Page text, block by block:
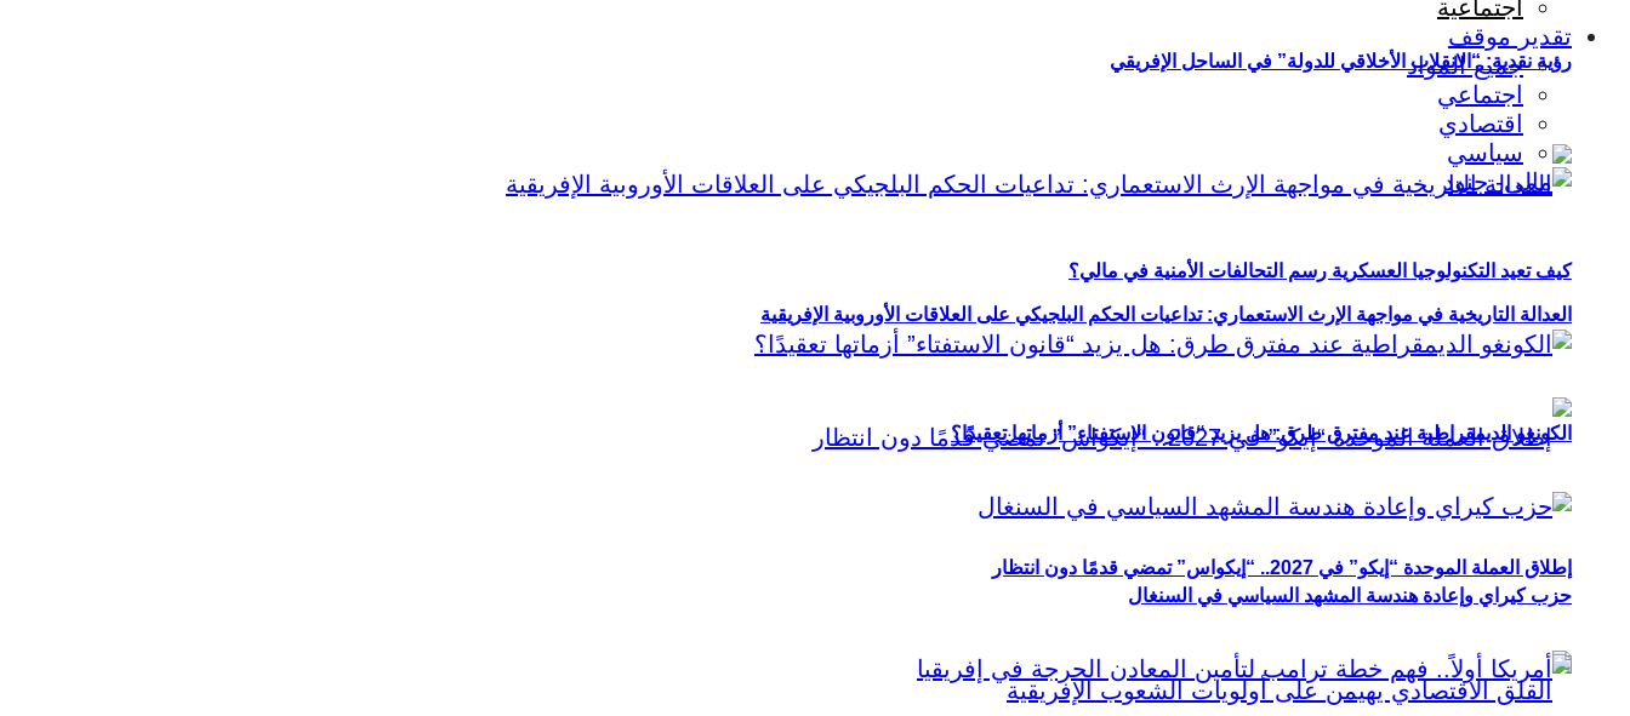
رؤية نقدية: “الانقلاب الأخلاقي للدولة” في الساحل الإفريقي
العدالة التاريخية في مواجهة الإرث الاستعماري: تداعيات الحكم البلجيكي على العلاقات الأوروبية الإفريقية
إطلاق العملة الموحدة “إيكو” في 2027.. “إيكواس” تمضي قدمًا دون انتظار
اجتماعية
تقدير موقف
جميع المواد
اجتماعي
اقتصادي
سياسي
كيف تعيد التكنولوجيا العسكرية رسم التحالفات الأمنية في مالي؟
الكونغو الديمقراطية عند مفترق طرق: هل يزيد “قانون الاستفتاء” أزماتها تعقيدًا؟
حزب كيراي وإعادة هندسة المشهد السياسي في السنغال